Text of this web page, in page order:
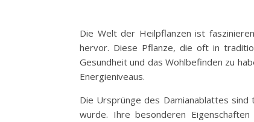
Die Welt der Heilpflanzen ist
hervor. Diese Pflanze, die oft in
Gesundheit und das Wohlbefinden zu
Energieniveaus.
Die Ursprünge des Damianablattes
wurde. Ihre besonderen